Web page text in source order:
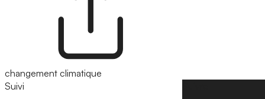
changement climatique
Suivi